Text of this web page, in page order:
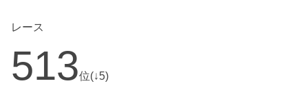
レース
513位(↓5)